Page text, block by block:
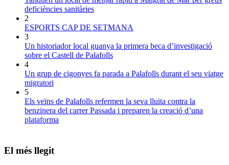
deficiències sanitàries
2
ESPORTS CAP DE SETMANA
3
Un historiador local guanya la primera beca d’investigació
sobre el Castell de Palafolls
4
Un grup de cigonyes fa parada a Palafolls durant el seu viatge
migratori
5
Els veïns de Palafolls refermen la seva lluita contra la
benzinera del carrer Passada i preparen la creació d’una
plataforma
El més llegit